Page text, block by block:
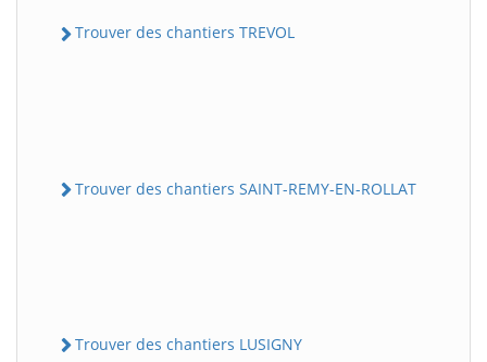
Trouver des chantiers TREVOL
Trouver des chantiers SAINT-REMY-EN-ROLLAT
Trouver des chantiers LUSIGNY